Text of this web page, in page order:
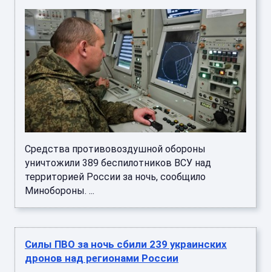
Средства противовоздушной обороны
уничтожили 389 беспилотников ВСУ над
территорией России за ночь, сообщило
Минобороны. ...
Силы ПВО за ночь сбили 239 украинских
дронов над регионами России